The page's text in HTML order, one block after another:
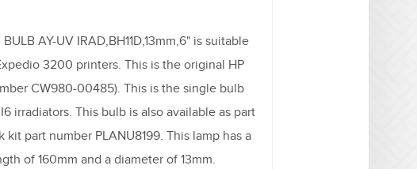
AY-UV IRAD,BH11D,13mm,6" is suitable
3200 printers. This is the original HP
CW980-00485). This is the single bulb
irradiators. This bulb is also available as part
kit part number PLANU8199. This lamp has a
of 160mm and a diameter of 13mm.